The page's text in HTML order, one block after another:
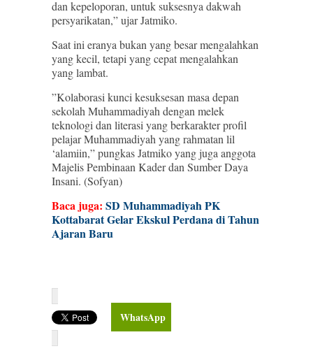
dan kepeloporan, untuk suksesnya dakwah
persyarikatan,” ujar Jatmiko.
Saat ini eranya bukan yang besar mengalahkan
yang kecil, tetapi yang cepat mengalahkan
yang lambat.
”Kolaborasi kunci kesuksesan masa depan
sekolah Muhammadiyah dengan melek
teknologi dan literasi yang berkarakter profil
pelajar Muhammadiyah yang rahmatan lil
‘alamiin,” pungkas Jatmiko yang juga anggota
Majelis Pembinaan Kader dan Sumber Daya
Insani. (Sofyan)
Baca juga: SD Muhammadiyah PK
Kottabarat Gelar Ekskul Perdana di Tahun
Ajaran Baru
WhatsApp